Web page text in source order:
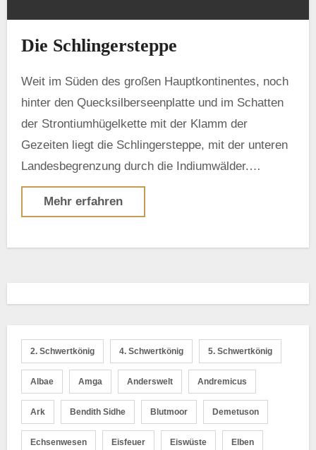
Die Schlingersteppe
Weit im Süden des großen Hauptkontinentes, noch
hinter den Quecksilberseenplatte und im Schatten
der Strontiumhügelkette mit der Klamm der
Gezeiten liegt die Schlingersteppe, mit der unteren
Landesbegrenzung durch die Indiumwälder.…
Mehr erfahren
2. Schwertkönig 4. Schwertkönig 5. Schwertkönig
Albae Amga Anderswelt Andremicus
Ark Bendith Sidhe Blutmoor Demetuson
Echsenwesen Eisfeuer Eiswüste Elben